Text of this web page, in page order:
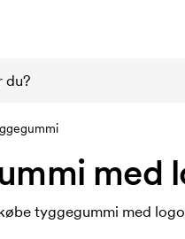
med
tyggegummi med